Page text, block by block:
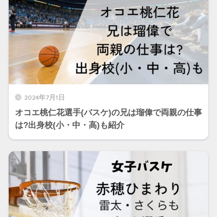
2024年7月1日
オコエ桃仁花選手(バスケ)の兄は瑠偉で両親の仕事
は?出身校(小・中・高)も紹介